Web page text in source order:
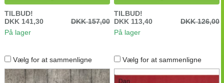
TILBUD!
DKK 141,30
DKK 157,00
På lager
TILBUD!
DKK 113,40
DKK 126,00
På lager
Vælg for at sammenligne Vælg for at sammenligne